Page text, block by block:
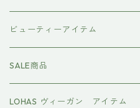
#イマヘア
頭皮ケアアイテム
強髪
スタイリング剤
ビューティーアイテム
MTG REFA
ヤーマン YAMAN
SALE商品
LOHAS ヴィーガン アイテム